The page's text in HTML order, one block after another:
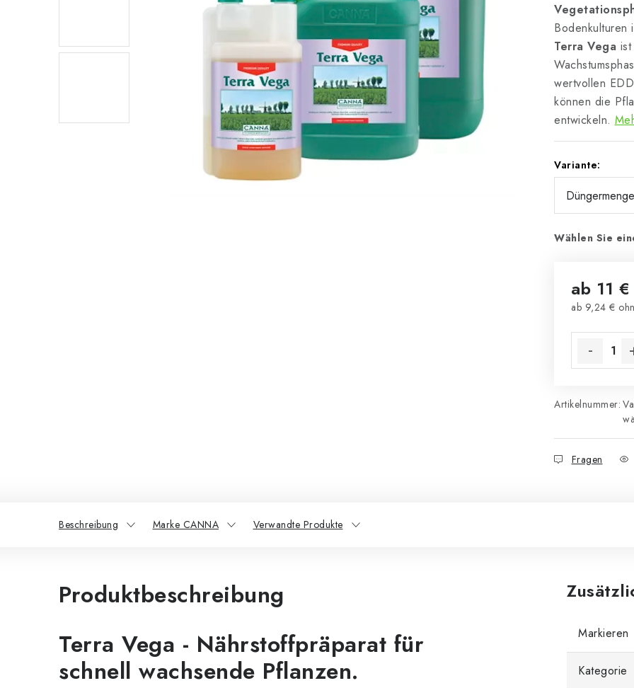
Bodenkulturen
Terra Vega
wertvollen
können die
entwickeln.
Variante:
Wählen Sie
ab 11 €
ab 9,24 €
Artikelnummer:
Fragen
Beschreibung Marke CANNA Verwandte Produkte
Produktbeschreibung
Terra Vega - Nährstoffpräparat für
schnell wachsende Pflanzen.
Markieren
Kategorie